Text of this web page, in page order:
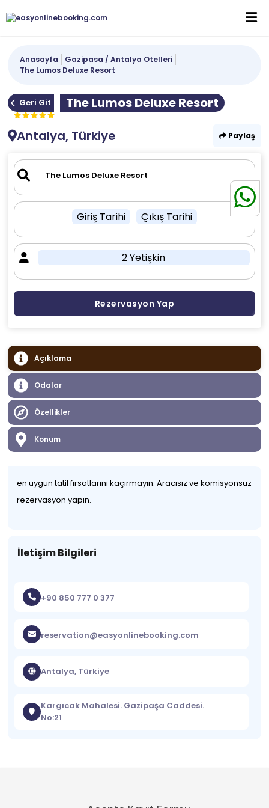
Anasayfa
Gazipasa / Antalya Otelleri
The Lumos Deluxe Resort
Geri Git
The Lumos Deluxe Resort
Antalya, Türkiye
Paylaş
Giriş Tarihi Çıkış Tarihi
2 Yetişkin
Rezervasyon Yap
Açıklama
Odalar
Özellikler
Konum
en uygun tatil fırsatlarını kaçırmayın. Aracısız ve komisyonsuz
rezervasyon yapın.
İletişim Bilgileri
+90 850 777 0 377
reservation@easyonlinebooking.com
Antalya, Türkiye
Kargıcak Mahalesi. Gazipaşa Caddesi.
No:21